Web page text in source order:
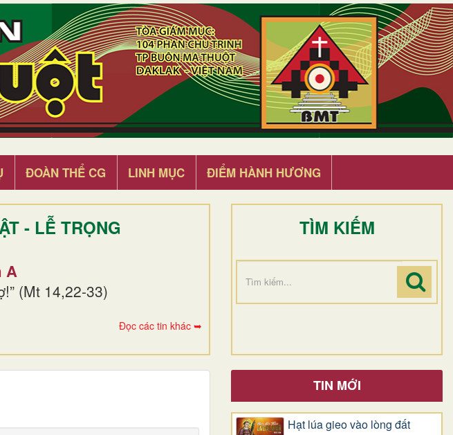
ĐOÀN THỂ CG LINH MỤC ĐIỂM HÀNH HƯƠNG
- LỄ TRỌNG
A
(Mt 14,22-33)
Đọc các tin khác ➥
TÌM KIẾM
TIN MỚI
Hạt lúa gieo vào lòng đất